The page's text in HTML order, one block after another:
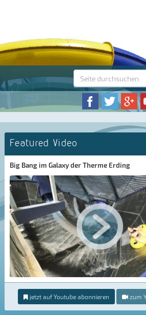
Featured Video
Big Bang im Galaxy der Therme Erding
jetzt auf Youtube abonnieren zum